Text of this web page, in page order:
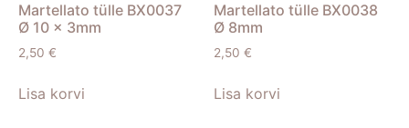
Martellato tülle BX0037
Ø 10 x 3mm
2,50 €
Lisa korvi
Martellato tülle BX0038
Ø 8mm
2,50 €
Lisa korvi